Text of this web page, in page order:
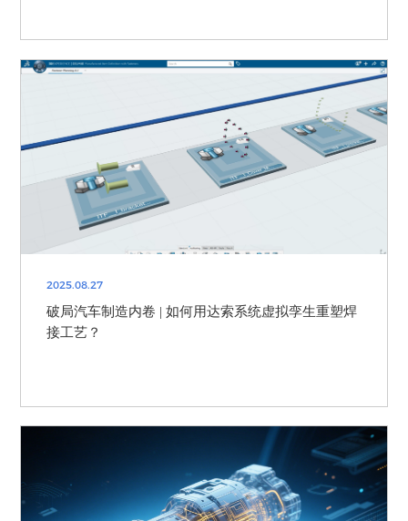
2025.08.27
破局汽车制造内卷 | 如何用达索系统虚拟孪生重塑焊
接工艺？